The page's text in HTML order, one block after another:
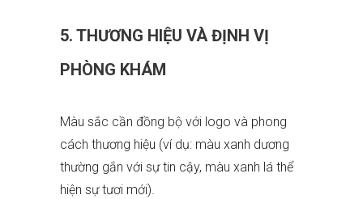
5. THƯƠNG HIỆU VÀ ĐỊNH VỊ
PHÒNG KHÁM
Màu sắc cần đồng bộ với logo và phong
cách thương hiệu (ví dụ: màu xanh dương
thường gắn với sự tin cậy, màu xanh lá thể
hiện sự tươi mới).